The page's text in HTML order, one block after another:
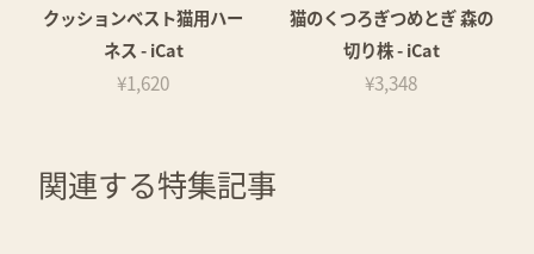
クッションベスト猫用ハー
ネス - iCat
¥1,620
猫のくつろぎつめとぎ 森の
切り株 - iCat
¥3,348
関連する特集記事